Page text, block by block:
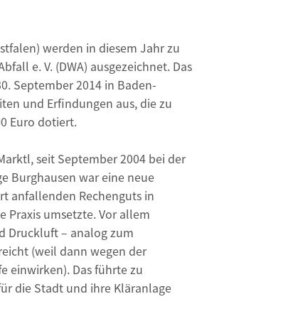
werden in diesem Jahr zu
e. V. (DWA) ausgezeichnet. Das
September 2014 in Baden-
und Erfindungen aus, die zu
Euro dotiert.
seit September 2004 bei der
Burghausen war eine neue
anfallenden Rechenguts in
Praxis umsetzte. Vor allem
Druckluft – analog zum
(weil dann wegen der
einwirken). Das führte zu
die Stadt und ihre Kläranlage